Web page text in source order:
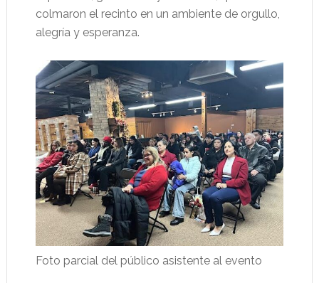
colmaron el recinto en un ambiente de orgullo,
alegría y esperanza.
Foto parcial del público asistente al evento